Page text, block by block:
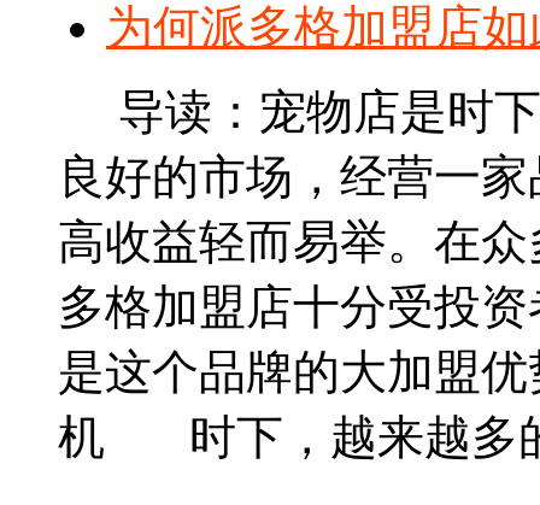
为何派多格加盟店
导读：宠物店是时
良好的市场，经营一
高收益轻而易举。在
多格加盟店十分受投
是这个品牌的大加
机 时下，越来越多